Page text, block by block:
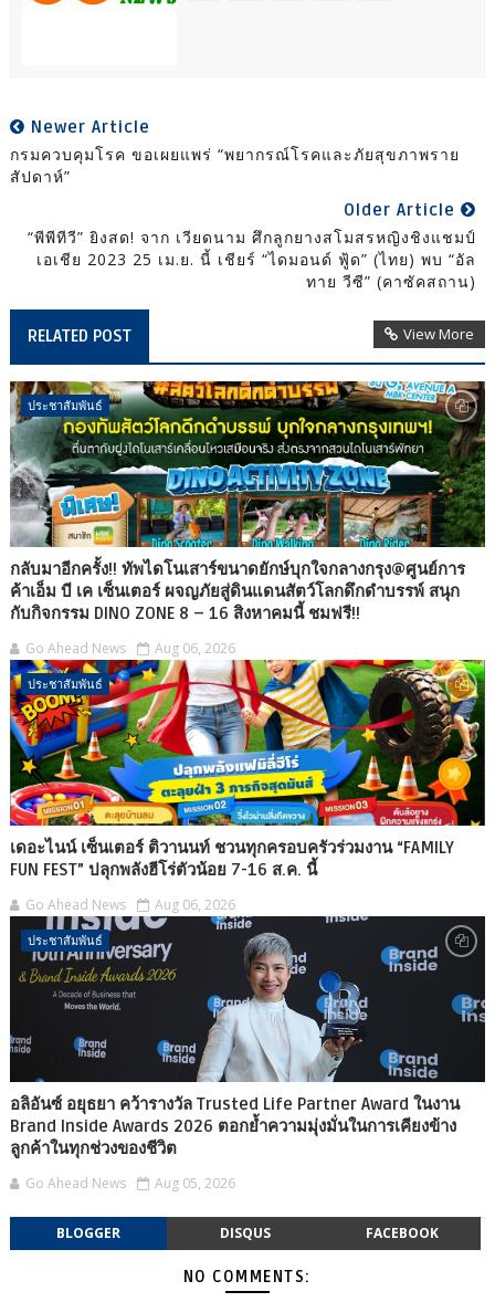
Newer Article
กรมควบคุมโรค ขอเผยแพร่ “พยากรณ์โรคและภัยสุขภาพราย
สัปดาห์”
Older Article
“พีพีทีวี” ยิงสด! จาก เวียดนาม ศึกลูกยางสโมสรหญิงชิงแชมป์
เอเชีย 2023 25 เม.ย. นี้ เชียร์ “ไดมอนด์ ฟู้ด” (ไทย) พบ “อัล
ทาย วีซี” (คาซัคสถาน)
RELATED POST View More
ประชาสัมพันธ์
กลับมาอีกครั้ง!! ทัพไดโนเสาร์ขนาดยักษ์บุกใจกลางกรุง@ศูนย์การ
ค้าเอ็ม บี เค เซ็นเตอร์ ผจญภัยสู่ดินแดนสัตว์โลกดึกดำบรรพ์ สนุก
กับกิจกรรม DINO ZONE 8 – 16 สิงหาคมนี้ ชมฟรี!!
Go Ahead News Aug 06, 2026
ประชาสัมพันธ์
เดอะไนน์ เซ็นเตอร์ ติวานนท์ ชวนทุกครอบครัวร่วมงาน “FAMILY
FUN FEST” ปลุกพลังฮีโร่ตัวน้อย 7-16 ส.ค. นี้
Go Ahead News Aug 06, 2026
ประชาสัมพันธ์
อลิอันซ์ อยุธยา คว้ารางวัล Trusted Life Partner Award ในงาน
Brand Inside Awards 2026 ตอกย้ำความมุ่งมั่นในการเคียงข้าง
ลูกค้าในทุกช่วงของชีวิต
Go Ahead News Aug 05, 2026
BLOGGER DISQUS FACEBOOK
NO COMMENTS: